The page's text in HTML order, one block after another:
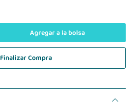
Agregar a la bolsa
Finalizar Compra